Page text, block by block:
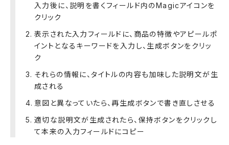
入力後に、説明を書くフィールド内のMagicアイコンを
クリック
表示された入力フィールドに、商品の特徴やアピールポ
イントとなるキーワードを入力し、生成ボタンをクリッ
ク
それらの情報に、タイトルの内容も加味した説明文が生
成される
意図と異なっていたら、再生成ボタンで書き直しさせる
適切な説明文が生成されたら、保持ボタンをクリックし
て本来の入力フィールドにコピー